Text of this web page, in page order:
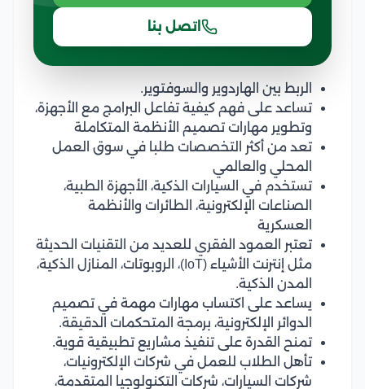
اتصل بنا
الربط بين الهاردوير والسوفتوير.
تساعد على فهم كيفية تفاعل البرامج مع الأجهزة،
وتطوير مهارات تصميم الأنظمة المتكاملة
تعد من أكثر التخصصات طلبا في سوق العمل
المحلي والعالمي
تستخدم في السيارات الذكية، الأجهزة الطبية،
الصناعات الإلكترونية، الطائرات والأنظمة
العسكرية
تعتبر العمود الفقري للعديد من التقنيات الحديثة
مثل إنترنت الأشياء (IoT)، الروبوتات، المنازل الذكية،
المدن الذكية.
يساعد على اكتساب مهارات مهمة في تصميم
الدوائر الإلكترونية، برمجة المتحكمات الدقيقة.
تمنح القدرة على تنفيذ مشاريع تطبيقية قوية.
تأهل الطلاب للعمل في شركات الإلكترونيات،
شركات السيارات، شركات التكنولوجيا المتقدمة،